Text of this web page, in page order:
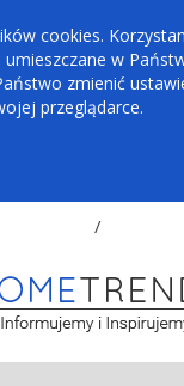
cookies.
w
zmienić
przeglądarce.
/